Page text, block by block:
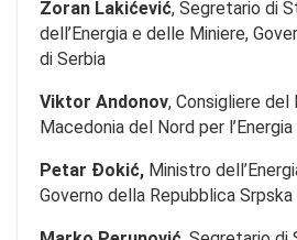
Zoran Lakićević, Segretario di
dell’Energia e delle Miniere,
di Serbia
Viktor Andonov, Consigliere
Macedonia del Nord per l’Energia
Petar Đokić, Ministro
Governo della Repubblica Srpska